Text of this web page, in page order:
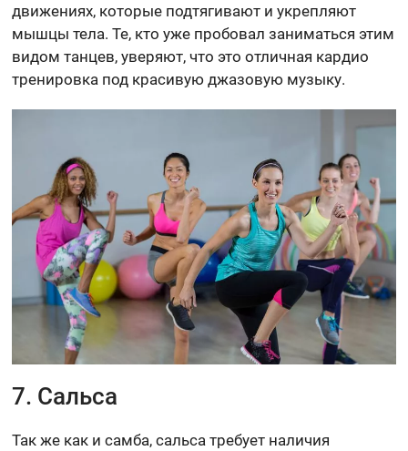
движениях, которые подтягивают и укрепляют
мышцы тела. Те, кто уже пробовал заниматься этим
видом танцев, уверяют, что это отличная кардио
тренировка под красивую джазовую музыку.
7. Сальса
Так же как и самба, сальса требует наличия